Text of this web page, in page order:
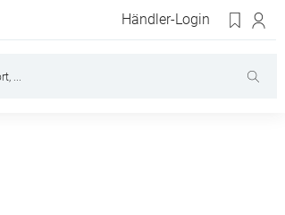
Händler-Login